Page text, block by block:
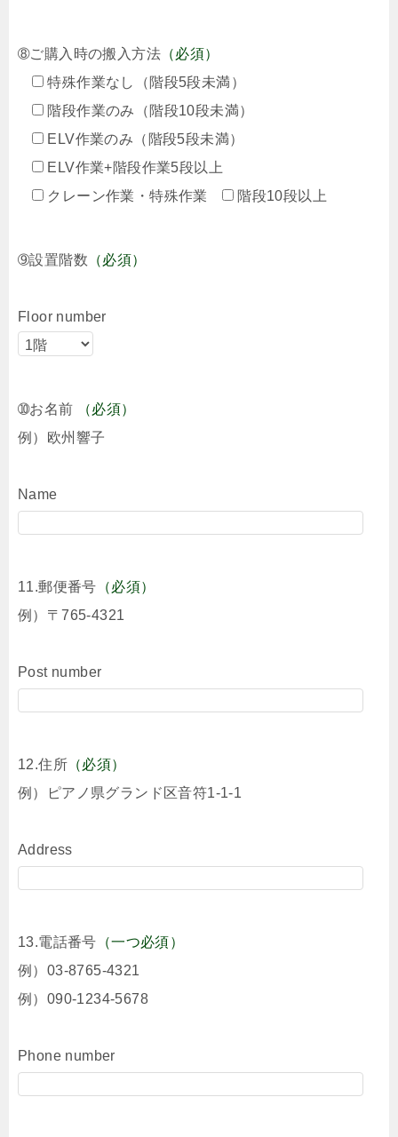
➇ご購入時の搬入方法 （必須）
特殊作業なし（階段5段未満）
階段作業のみ（階段10段未満）
ELV作業のみ（階段5段未満）
ELV作業+階段作業5段以上
クレーン作業・特殊作業
階段10段以上
➈設置階数 （必須）
Floor number
➉お名前
（必須）
例）欧州響子
Name
11.郵便番号 （必須）
例）〒765-4321
Post number
12.住所 （必須）
例）ピアノ県グランド区音符1-1-1
Address
13.電話番号 （一つ必須）
例）03-8765-4321
例）090-1234-5678
Phone number